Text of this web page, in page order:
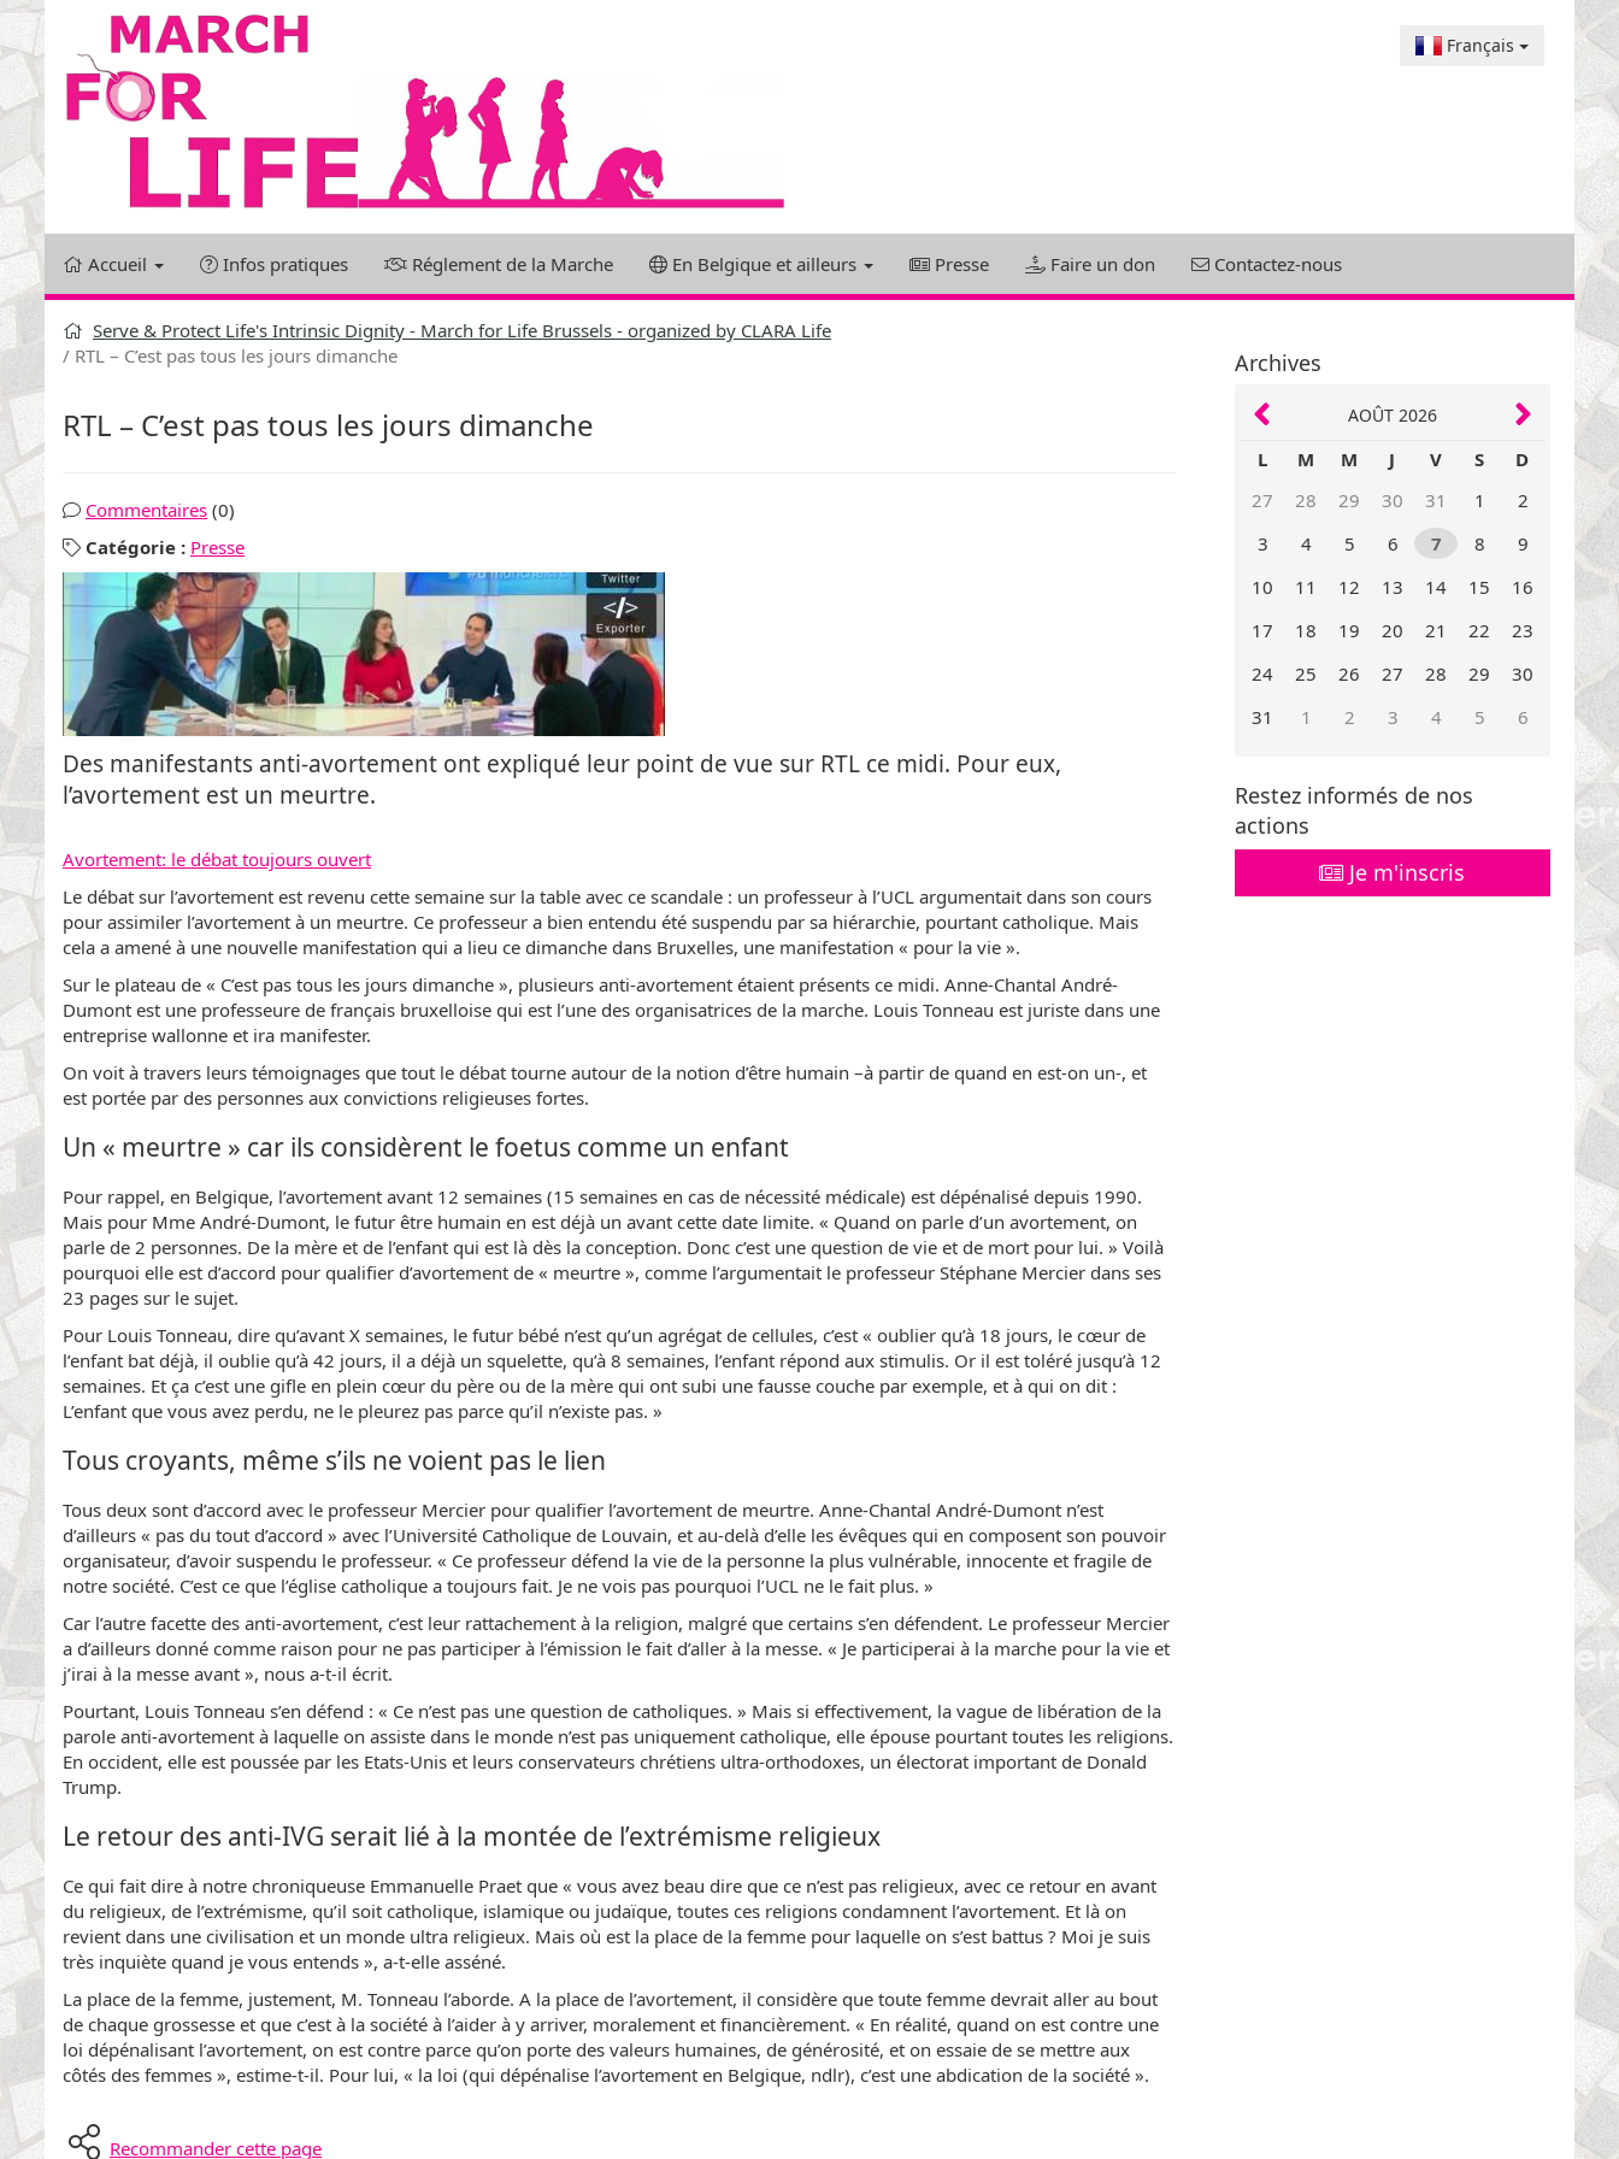
Aller
contenu
Français
Accueil Infos pratiques Réglement de la Marche En Belgique et ailleurs Presse Faire un don Contactez-nous
Serve & Protect Life's Intrinsic Dignity - March for Life Brussels - organized by CLARA Life
RTL – C’est pas tous les jours dimanche
RTL – C’est pas tous les jours dimanche
Commentaires (0)
Catégorie : Presse
Des manifestants anti-avortement ont expliqué leur point de vue sur RTL ce midi. Pour eux,
l’avortement est un meurtre.
Avortement: le débat toujours ouvert
Le débat sur l’avortement est revenu cette semaine sur la table avec ce scandale : un professeur à l’UCL argumentait dans son cours
pour assimiler l’avortement à un meurtre. Ce professeur a bien entendu été suspendu par sa hiérarchie, pourtant catholique. Mais
cela a amené à une nouvelle manifestation qui a lieu ce dimanche dans Bruxelles, une manifestation « pour la vie ».
Sur le plateau de « C’est pas tous les jours dimanche », plusieurs anti-avortement étaient présents ce midi. Anne-Chantal André-
Dumont est une professeure de français bruxelloise qui est l’une des organisatrices de la marche. Louis Tonneau est juriste dans une
entreprise wallonne et ira manifester.
On voit à travers leurs témoignages que tout le débat tourne autour de la notion d’être humain –à partir de quand en est-on un-, et
est portée par des personnes aux convictions religieuses fortes.
Un « meurtre » car ils considèrent le foetus comme un enfant
Pour rappel, en Belgique, l’avortement avant 12 semaines (15 semaines en cas de nécessité médicale) est dépénalisé depuis 1990.
Mais pour Mme André-Dumont, le futur être humain en est déjà un avant cette date limite. « Quand on parle d’un avortement, on
parle de 2 personnes. De la mère et de l’enfant qui est là dès la conception. Donc c’est une question de vie et de mort pour lui. » Voilà
pourquoi elle est d’accord pour qualifier d’avortement de « meurtre », comme l’argumentait le professeur Stéphane Mercier dans ses
23 pages sur le sujet.
Pour Louis Tonneau, dire qu’avant X semaines, le futur bébé n’est qu’un agrégat de cellules, c’est « oublier qu’à 18 jours, le cœur de
l’enfant bat déjà, il oublie qu’à 42 jours, il a déjà un squelette, qu’à 8 semaines, l’enfant répond aux stimulis. Or il est toléré jusqu’à 12
semaines. Et ça c’est une gifle en plein cœur du père ou de la mère qui ont subi une fausse couche par exemple, et à qui on dit :
L’enfant que vous avez perdu, ne le pleurez pas parce qu’il n’existe pas. »
Tous croyants, même s’ils ne voient pas le lien
Tous deux sont d’accord avec le professeur Mercier pour qualifier l’avortement de meurtre. Anne-Chantal André-Dumont n’est
d’ailleurs « pas du tout d’accord » avec l’Université Catholique de Louvain, et au-delà d’elle les évêques qui en composent son pouvoir
organisateur, d’avoir suspendu le professeur. « Ce professeur défend la vie de la personne la plus vulnérable, innocente et fragile de
notre société. C’est ce que l’église catholique a toujours fait. Je ne vois pas pourquoi l’UCL ne le fait plus. »
Car l’autre facette des anti-avortement, c’est leur rattachement à la religion, malgré que certains s’en défendent. Le professeur Mercier
a d’ailleurs donné comme raison pour ne pas participer à l’émission le fait d’aller à la messe. « Je participerai à la marche pour la vie et
j’irai à la messe avant », nous a-t-il écrit.
Pourtant, Louis Tonneau s’en défend : « Ce n’est pas une question de catholiques. » Mais si effectivement, la vague de libération de la
parole anti-avortement à laquelle on assiste dans le monde n’est pas uniquement catholique, elle épouse pourtant toutes les religions.
En occident, elle est poussée par les Etats-Unis et leurs conservateurs chrétiens ultra-orthodoxes, un électorat important de Donald
Trump.
Le retour des anti-IVG serait lié à la montée de l’extrémisme religieux
Ce qui fait dire à notre chroniqueuse Emmanuelle Praet que « vous avez beau dire que ce n’est pas religieux, avec ce retour en avant
du religieux, de l’extrémisme, qu’il soit catholique, islamique ou judaïque, toutes ces religions condamnent l’avortement. Et là on
revient dans une civilisation et un monde ultra religieux. Mais où est la place de la femme pour laquelle on s’est battus ? Moi je suis
très inquiète quand je vous entends », a-t-elle asséné.
La place de la femme, justement, M. Tonneau l’aborde. A la place de l’avortement, il considère que toute femme devrait aller au bout
de chaque grossesse et que c’est à la société à l’aider à y arriver, moralement et financièrement. « En réalité, quand on est contre une
loi dépénalisant l’avortement, on est contre parce qu’on porte des valeurs humaines, de générosité, et on essaie de se mettre aux
côtés des femmes », estime-t-il. Pour lui, « la loi (qui dépénalise l’avortement en Belgique, ndlr), c’est une abdication de la société ».
Recommander cette page
Archives
AOÛT 2026
L M M J V S
D
27
28 29 30 31 1
2
3
4 5 6 7 8
9
10
11 12 13 14 15
16
17
18 19 20 21 22
23
24
25 26 27 28 29
30
31
1 2 3 4 5 6
précédent
suivant
Restez informés de nos
actions
Je m'inscris